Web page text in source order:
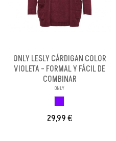
ONLY LESLY CÁRDIGAN COLOR
VIOLETA - FORMAL Y FÁCIL DE
COMBINAR
ONLY
29,99 €